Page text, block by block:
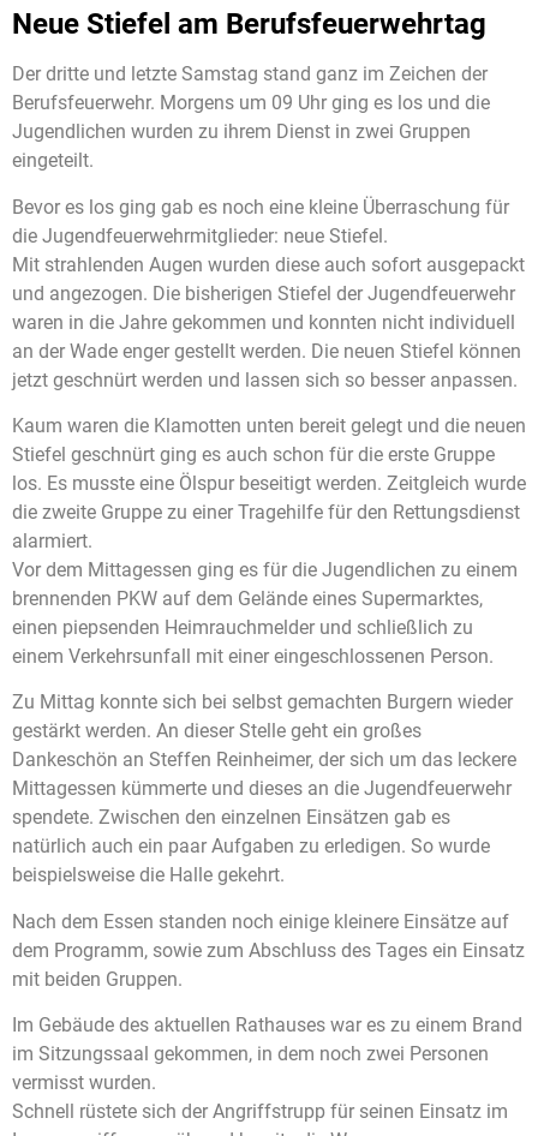
Neue Stiefel am Berufsfeuerwehrtag
Der dritte und letzte Samstag stand ganz im Zeichen der
Berufsfeuerwehr. Morgens um 09 Uhr ging es los und die
Jugendlichen wurden zu ihrem Dienst in zwei Gruppen
eingeteilt.
Bevor es los ging gab es noch eine kleine Überraschung für
die Jugendfeuerwehrmitglieder: neue Stiefel.
Mit strahlenden Augen wurden diese auch sofort ausgepackt
und angezogen. Die bisherigen Stiefel der Jugendfeuerwehr
waren in die Jahre gekommen und konnten nicht individuell
an der Wade enger gestellt werden. Die neuen Stiefel können
jetzt geschnürt werden und lassen sich so besser anpassen.
Kaum waren die Klamotten unten bereit gelegt und die neuen
Stiefel geschnürt ging es auch schon für die erste Gruppe
los. Es musste eine Ölspur beseitigt werden. Zeitgleich wurde
die zweite Gruppe zu einer Tragehilfe für den Rettungsdienst
alarmiert.
Vor dem Mittagessen ging es für die Jugendlichen zu einem
brennenden PKW auf dem Gelände eines Supermarktes,
einen piepsenden Heimrauchmelder und schließlich zu
einem Verkehrsunfall mit einer eingeschlossenen Person.
Zu Mittag konnte sich bei selbst gemachten Burgern wieder
gestärkt werden. An dieser Stelle geht ein großes
Dankeschön an Steffen Reinheimer, der sich um das leckere
Mittagessen kümmerte und dieses an die Jugendfeuerwehr
spendete. Zwischen den einzelnen Einsätzen gab es
natürlich auch ein paar Aufgaben zu erledigen. So wurde
beispielsweise die Halle gekehrt.
Nach dem Essen standen noch einige kleinere Einsätze auf
dem Programm, sowie zum Abschluss des Tages ein Einsatz
mit beiden Gruppen.
Im Gebäude des aktuellen Rathauses war es zu einem Brand
im Sitzungssaal gekommen, in dem noch zwei Personen
vermisst wurden.
Schnell rüstete sich der Angriffstrupp für seinen Einsatz im